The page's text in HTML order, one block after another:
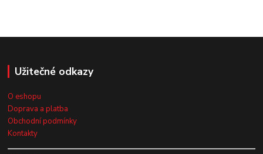
Užitečné odkazy
O eshopu
Doprava a platba
Obchodní podmínky
Kontakty